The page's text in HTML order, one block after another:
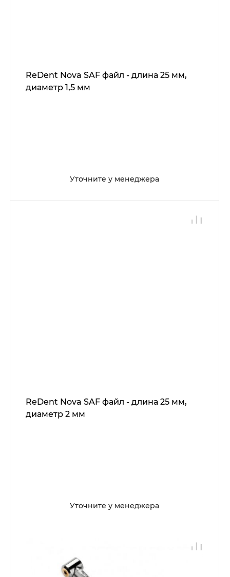
ReDent Nova SAF файл - длина 25 мм,
диаметр 1,5 мм
Уточните у менеджера
ReDent Nova SAF файл - длина 25 мм,
диаметр 2 мм
Уточните у менеджера